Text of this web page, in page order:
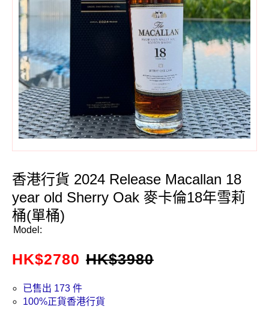
香港行貨 2024 Release Macallan 18
year old Sherry Oak 麥卡倫18年雪莉
桶(單桶)
Model:
HK$2780 HK$3980
已售出 173 件
100%正貨香港行貨